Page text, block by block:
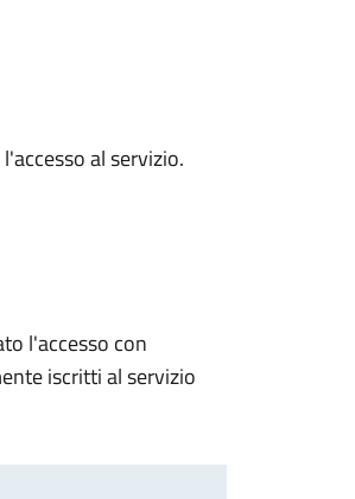
al servizio.
l'accesso con
iscritti al servizio